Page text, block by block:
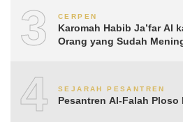
3 CERPEN
Karomah Habib Ja’far Al
Orang yang Sudah
4 SEJARAH PESANTREN
Pesantren Al-Falah Ploso